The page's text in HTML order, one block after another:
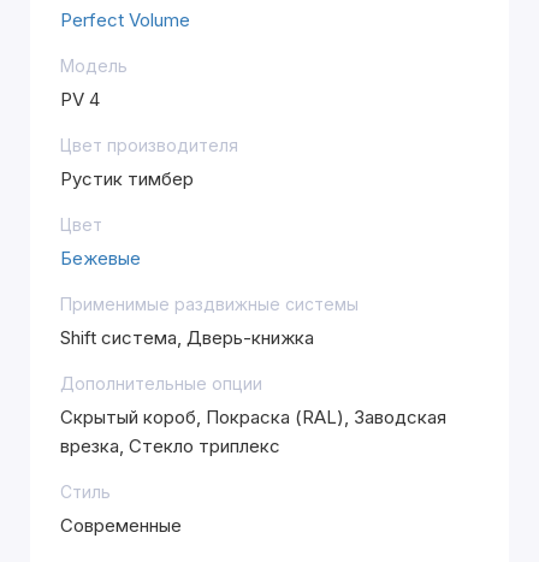
Perfect Volume
Модель
PV 4
Цвет производителя
Рустик тимбер
Цвет
Бежевые
Применимые раздвижные системы
Shift система, Дверь-книжка
Дополнительные опции
Скрытый короб, Покраска (RAL), Заводская
врезка, Стекло триплекс
Стиль
Современные